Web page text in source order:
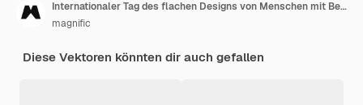
Internationaler Tag des flachen Designs von Menschen mit Behinderung
magnific
Diese Vektoren könnten dir auch gefallen